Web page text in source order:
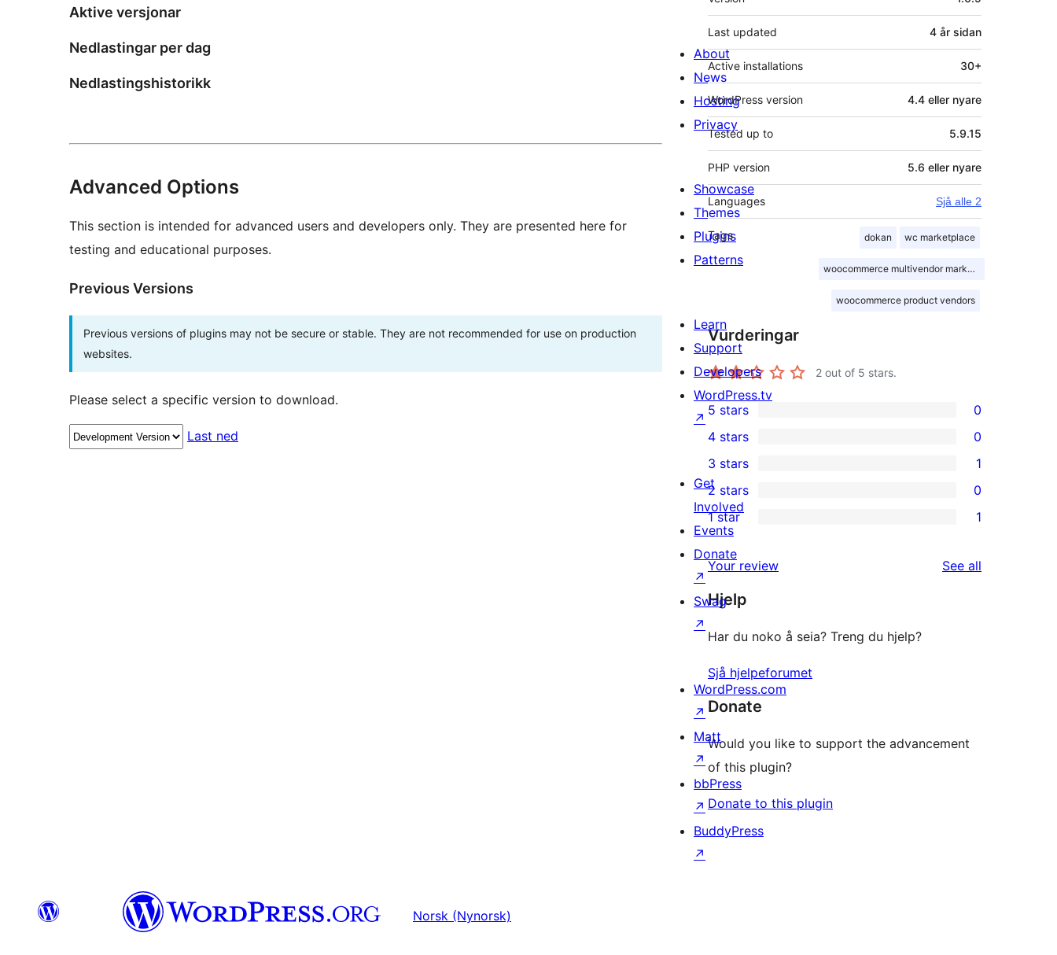
Aktive versjonar
Nedlastingar per dag
Nedlastingshistorikk
Advanced Options
This section is intended for advanced users and developers only. They are presented here for
testing and educational purposes.
Previous Versions
Previous versions of plugins may not be secure or stable. They are not recommended for use on production
websites.
Please select a specific version to download.
Last ned
Last updated 4 år sidan
Active installations 30+
WordPress version 4.4 eller nyare
Tested up to 5.9.15
PHP version 5.6 eller nyare
Languages Sjå alle 2
Tags dokan wc marketplace
woocommerce multivendor marketplace
woocommerce product vendors
Vurderingar
2 out of 5 stars.
0
5-
star
reviews
5 stars 0
4-
star
reviews
4 stars 0
1
3-
star
3 stars 1
0
2-
star
reviews
2 stars 0
1
1-
star
review
1 star 1
Your review See all
Hjelp
Har du noko å seia? Treng du hjelp?
Sjå hjelpeforumet
Donate
Would you like to support the advancement
of this plugin?
Donate to this plugin
About
News
Hosting
Privacy
Showcase
Themes
Plugins
Patterns
Learn
Support
Developers
WordPress.tv
↗
Get
Involved
Events
Donate
↗
Swag
↗
WordPress.com
↗
Matt
↗
bbPress
↗
BuddyPress
↗
Norsk (Nynorsk)